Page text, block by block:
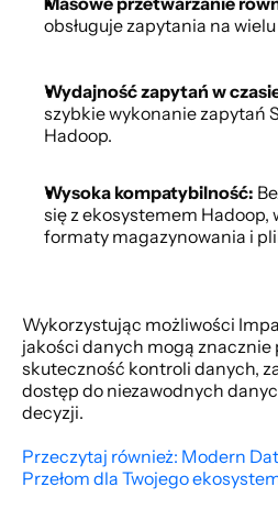
obsługuje zapytania na wielu
Wydajność zapytań w
szybkie wykonanie zapytań
Hadoop.
Wysoka kompatybilność:
się z ekosystemem Hadoop,
formaty magazynowania i
Wykorzystując możliwości
jakości danych mogą
skuteczność kontroli danych,
dostęp do niezawodnych
decyzji.
Przeczytaj również: Modern
Przełom dla Twojego